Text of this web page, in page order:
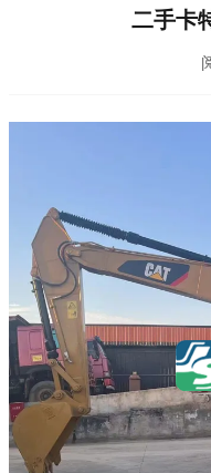
二手卡